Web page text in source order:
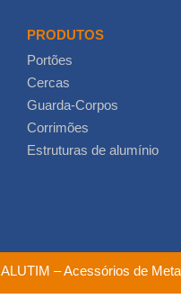
PRODUTOS
Portões
Cercas
Guarda-Corpos
Corrimões
Estruturas de alumínio
ALUTIM – Acessórios de